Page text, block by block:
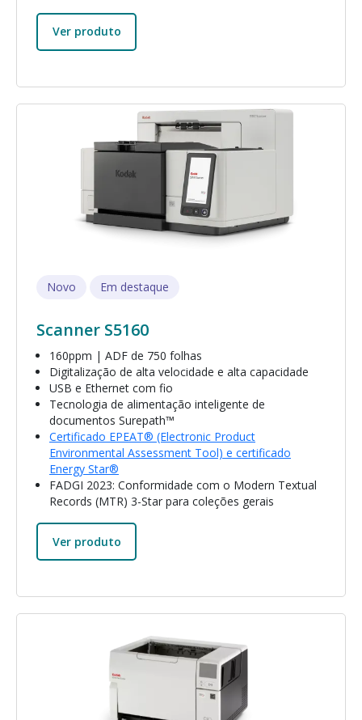
Ver produto
Imagem
Novo Em destaque
Scanner S5160
160ppm | ADF de 750 folhas
Digitalização de alta velocidade e alta capacidade
USB e Ethernet com fio
Tecnologia de alimentação inteligente de
documentos Surepath™
Certificado EPEAT® (Electronic Product
Environmental Assessment Tool) e certificado
Energy Star®
FADGI 2023: Conformidade com o Modern Textual
Records (MTR) 3-Star para coleções gerais
Ver produto
Imagem